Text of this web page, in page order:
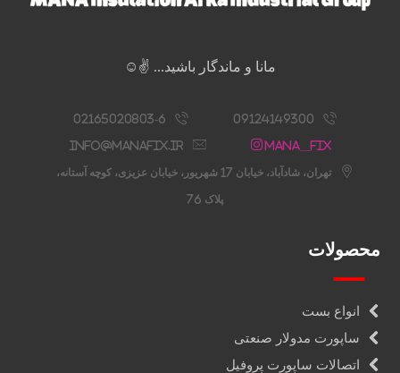
مانا و ماندگار باشید... ✌️☺️
09124149300
02165020803-6
Mana__fix
info@manafix.ir
تهران، شادآباد، خیابان 17 شهریور، خیابان عزیزی، کوچه آستانه،
پلاک 76
محصولات
انواع بست
ساپورت مدولار صنعتی
اتصالات ساپورت پروفیل